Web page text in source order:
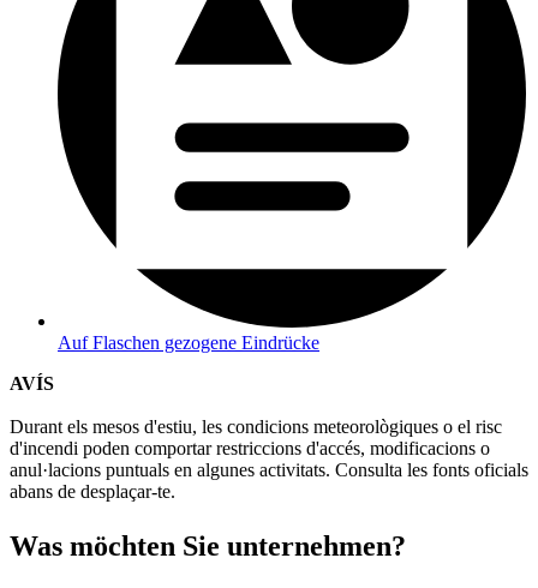
Auf Flaschen gezogene Eindrücke
AVÍS
Durant els mesos d'estiu, les condicions meteorològiques o el risc
d'incendi poden comportar restriccions d'accés, modificacions o
anul·lacions puntuals en algunes activitats. Consulta les fonts oficials
abans de desplaçar-te.
Was möchten Sie unternehmen?